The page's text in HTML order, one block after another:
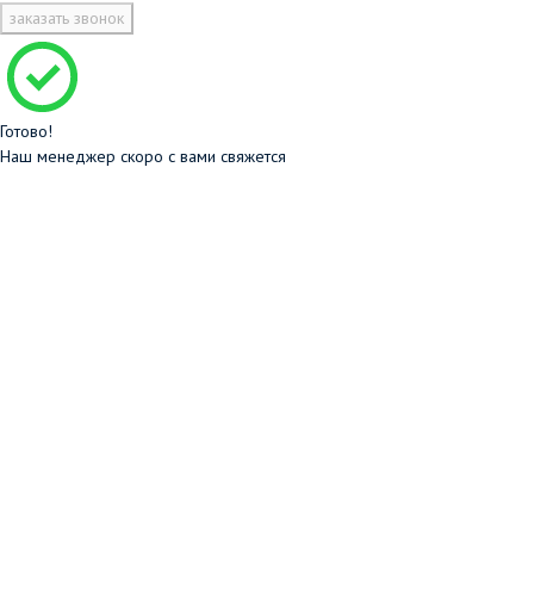
заказать звонок
Готово!
Наш менеджер скоро с вами свяжется